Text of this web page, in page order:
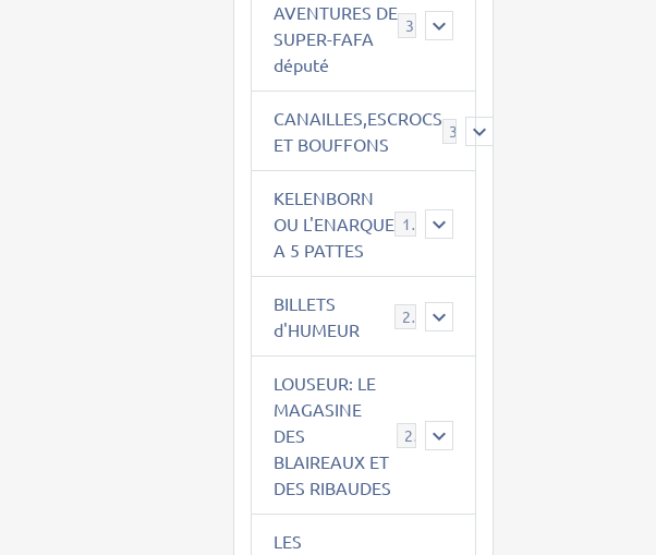
AVENTURES DE
SUPER-FAFA
député
CANAILLES,ESCROCS
ET BOUFFONS
385
KELENBORN
OU L'ENARQUE
A 5 PATTES
14
BILLETS
d'HUMEUR
2
LOUSEUR: LE
MAGASINE
DES
BLAIREAUX ET
DES RIBAUDES
21
LES